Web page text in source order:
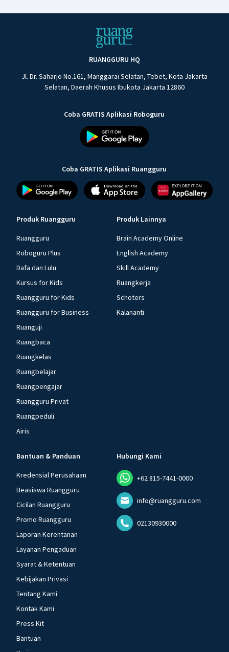
RUANGGURU HQ
Jl. Dr. Saharjo No.161, Manggarai Selatan, Tebet, Kota Jakarta
Selatan, Daerah Khusus Ibukota Jakarta 12860
Coba GRATIS Aplikasi Roboguru
Coba GRATIS Aplikasi Ruangguru
Produk Ruangguru
Ruangguru
Roboguru Plus
Dafa dan Lulu
Kursus for Kids
Ruangguru for Kids
Ruangguru for Business
Ruanguji
Ruangbaca
Ruangkelas
Ruangbelajar
Ruangpengajar
Ruangguru Privat
Ruangpeduli
Airis
Produk Lainnya
Brain Academy Online
English Academy
Skill Academy
Ruangkerja
Schoters
Kalananti
Bantuan & Panduan
Kredensial Perusahaan
Beasiswa Ruangguru
Cicilan Ruangguru
Promo Ruangguru
Laporan Kerentanan
Layanan Pengaduan
Syarat & Ketentuan
Kebijakan Privasi
Tentang Kami
Kontak Kami
Press Kit
Bantuan
Hubungi Kami
+62 815-7441-0000
info@ruangguru.com
02130930000